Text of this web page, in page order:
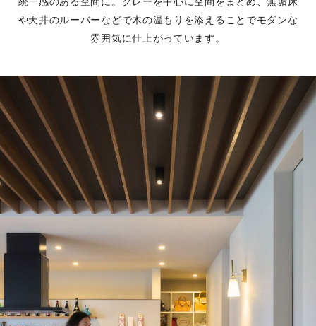
や天井のルーバーなどで木の温もりを添えることでモダンな
雰囲気に仕上がっています。